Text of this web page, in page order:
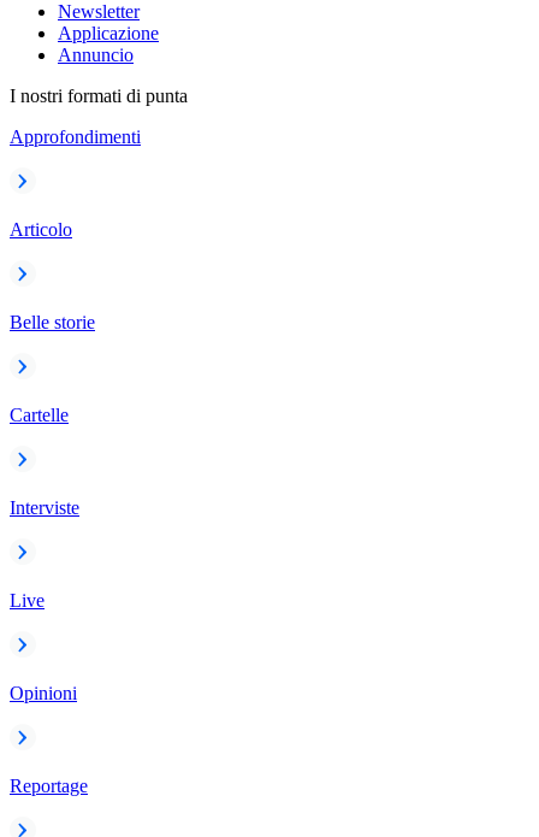
Newsletter
Applicazione
Annuncio
I nostri formati di punta
Approfondimenti
Articolo
Belle storie
Cartelle
Interviste
Live
Opinioni
Reportage